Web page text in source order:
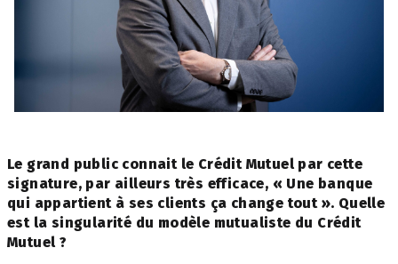
Le grand public connait le Crédit Mutuel par cette
signature, par ailleurs très efficace, « Une banque
qui appartient à ses clients ça change tout ». Quelle
est la singularité du modèle mutualiste du Crédit
Mutuel ?